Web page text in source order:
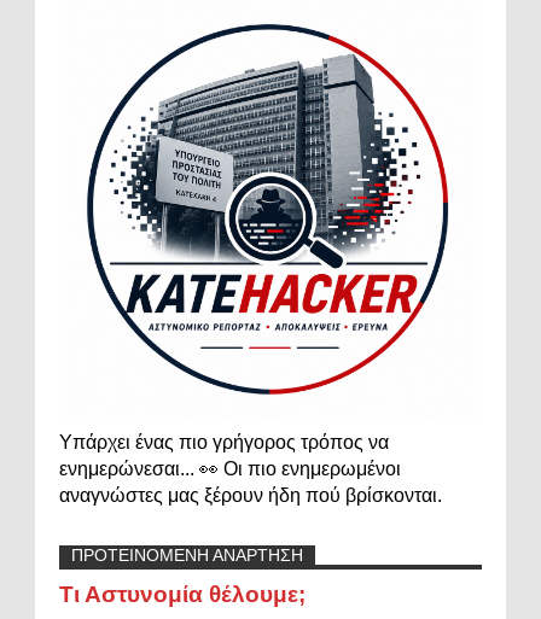
Υπάρχει ένας πιο γρήγορος τρόπος να
ενημερώνεσαι... 👀 Οι πιο ενημερωμένοι
αναγνώστες μας ξέρουν ήδη πού βρίσκονται.
ΠΡΟΤΕΙΝΟΜΕΝΗ ΑΝΑΡΤΗΣΗ
Τι Αστυνομία θέλουμε;